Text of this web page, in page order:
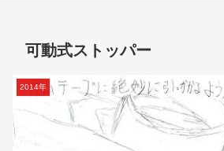
可動式ストッパー
2014年